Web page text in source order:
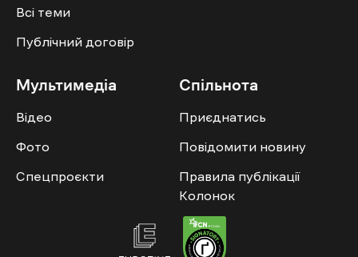
Всі теми
Публічний договір
Мультимедіа
Відео
Фото
Спецпроєкти
Спільнота
Приєднатись
Повідомити новину
Правила публікації
Колонок